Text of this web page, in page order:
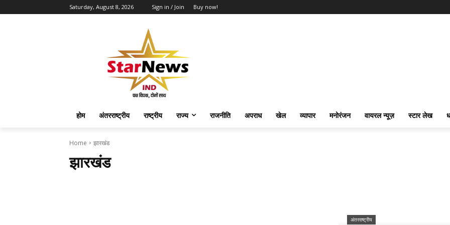
Saturday, August 8, 2026 Sign in / Join Buy now!
होम अंतरराष्ट्रीय राष्ट्रीय राज्य राजनीति अपराध खेल व्यापार मनोरंजन वायरल न्यूज़ स्टार लेख
Home झारखंड
झारखंड
अंतरराष्ट्रीय